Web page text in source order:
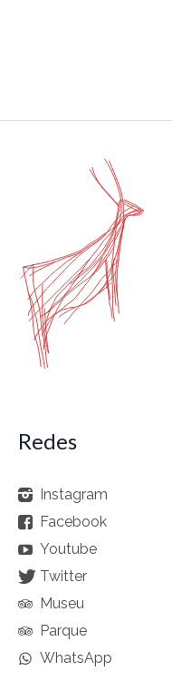
Redes
Instagram
Facebook
Youtube
Twitter
Museu
Parque
WhatsApp